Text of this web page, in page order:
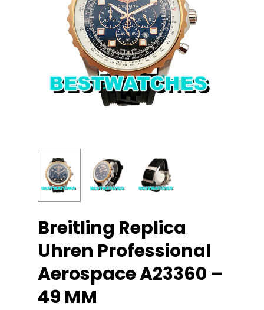
Breitling Replica
Uhren Professional
Aerospace A23360 –
49 MM